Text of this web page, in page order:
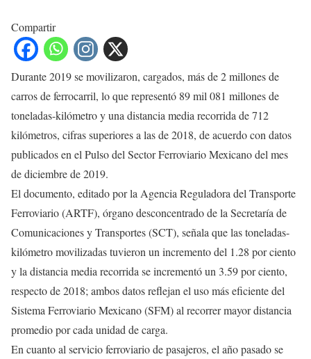
Compartir
Durante 2019 se movilizaron, cargados, más de 2 millones de
carros de ferrocarril, lo que representó 89 mil 081 millones de
toneladas-kilómetro y una distancia media recorrida de 712
kilómetros, cifras superiores a las de 2018, de acuerdo con datos
publicados en el Pulso del Sector Ferroviario Mexicano del mes
de diciembre de 2019.
El documento, editado por la Agencia Reguladora del Transporte
Ferroviario (ARTF), órgano desconcentrado de la Secretaría de
Comunicaciones y Transportes (SCT), señala que las toneladas-
kilómetro movilizadas tuvieron un incremento del 1.28 por ciento
y la distancia media recorrida se incrementó un 3.59 por ciento,
respecto de 2018; ambos datos reflejan el uso más eficiente del
Sistema Ferroviario Mexicano (SFM) al recorrer mayor distancia
promedio por cada unidad de carga.
En cuanto al servicio ferroviario de pasajeros, el año pasado se